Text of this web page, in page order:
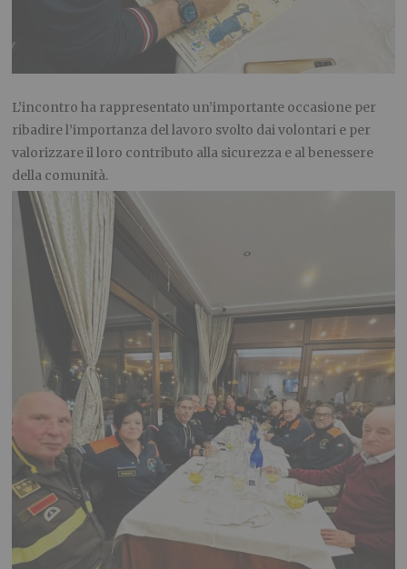
L’incontro ha rappresentato un’importante occasione per
ribadire l’importanza del lavoro svolto dai volontari e per
valorizzare il loro contributo alla sicurezza e al benessere
della comunità.